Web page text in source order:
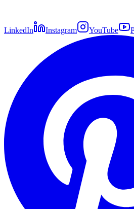
LinkedIn Instagram YouTube